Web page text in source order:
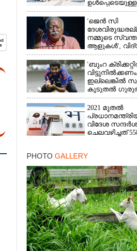
രാജ്യത്ത്
'ജെൻ സി
നമ്മുടെ
ആളുകൾ',
പ്രക്ഷോഭത്തെ
ആർഎസ്‌എസ്
'ബുംറ
ഇല്ലെങ്കിൽ
കൂടുതൽ
താരം
2021 മുതൽ
വിദേശ
ചെലവഴിച്ചത്
നിക്ഷേപം
PHOTO GALLERY